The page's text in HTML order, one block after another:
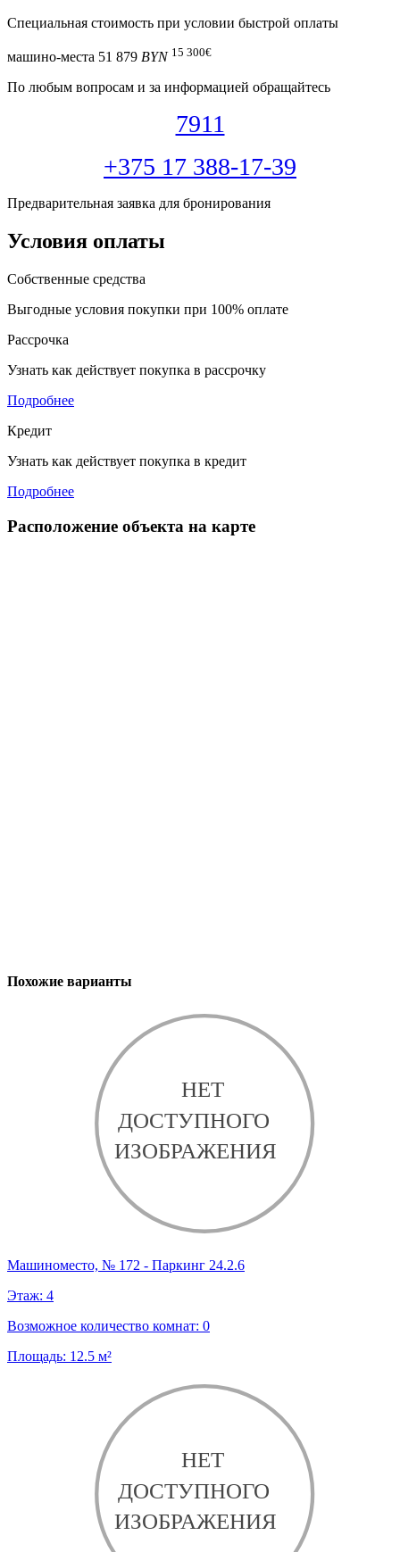
Специальная cтоимость при условии быстрой оплаты
машино-места 51 879 BYN 15 300€
По любым вопросам и за информацией обращайтесь
7911
+375 17 388-17-39
Предварительная заявка для бронирования
Условия оплаты
Собственные средства
Выгодные условия покупки при 100% оплате
Рассрочка
Узнать как действует покупка в рассрочку
Подробнее
Кредит
Узнать как действует покупка в кредит
Подробнее
Расположение объекта на карте
Похожие варианты
Машиноместо, № 172 - Паркинг 24.2.6
Этаж: 4
Возможное количество комнат: 0
Площадь: 12.5 м²